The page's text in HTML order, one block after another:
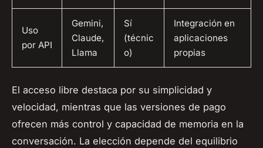
Uso
por API
Gemini,
Claude,
Llama
Sí
(técnic
o)
Integración en
aplicaciones
propias
El acceso libre destaca por su simplicidad y
velocidad, mientras que las versiones de pago
ofrecen más control y capacidad de memoria en la
conversación. La elección depende del equilibrio